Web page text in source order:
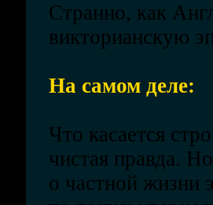
Странно, как
викторианскую
На самом деле:
Что касается
чистая правда.
о частной жизни